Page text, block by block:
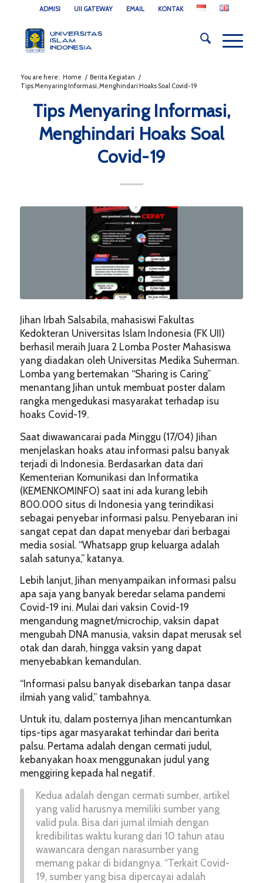
ADMISI UII GATEWAY EMAIL KONTAK
You are here: Home / Berita Kegiatan /
Tips Menyaring Informasi, Menghindari Hoaks Soal Covid-19
Tips Menyaring Informasi,
Menghindari Hoaks Soal
Covid-19
Jihan Irbah Salsabila, mahasiswi Fakultas
Kedokteran Universitas Islam Indonesia (FK UII)
berhasil meraih Juara 2 Lomba Poster Mahasiswa
yang diadakan oleh Universitas Medika Suherman.
Lomba yang bertemakan “Sharing is Caring”
menantang Jihan untuk membuat poster dalam
rangka mengedukasi masyarakat terhadap isu
hoaks Covid-19.
Saat diwawancarai pada Minggu (17/04) Jihan
menjelaskan hoaks atau informasi palsu banyak
terjadi di Indonesia. Berdasarkan data dari
Kementerian Komunikasi dan Informatika
(KEMENKOMINFO) saat ini ada kurang lebih
800.000 situs di Indonesia yang terindikasi
sebagai penyebar informasi palsu. Penyebaran ini
sangat cepat dan dapat menyebar dari berbagai
media sosial. “Whatsapp grup keluarga adalah
salah satunya,” katanya.
Lebih lanjut, Jihan menyampaikan informasi palsu
apa saja yang banyak beredar selama pandemi
Covid-19 ini. Mulai dari vaksin Covid-19
mengandung magnet/microchip, vaksin dapat
mengubah DNA manusia, vaksin dapat merusak sel
otak dan darah, hingga vaksin yang dapat
menyebabkan kemandulan.
“Informasi palsu banyak disebarkan tanpa dasar
ilmiah yang valid,” tambahnya.
Untuk itu, dalam posternya Jihan mencantumkan
tips-tips agar masyarakat terhindar dari berita
palsu. Pertama adalah dengan cermati judul,
kebanyakan hoax menggunakan judul yang
menggiring kepada hal negatif.
Kedua adalah dengan cermati sumber, artikel
yang valid harusnya memiliki sumber yang
valid pula. Bisa dari jurnal ilmiah dengan
kredibilitas waktu kurang dari 10 tahun atau
wawancara dengan narasumber yang
memang pakar di bidangnya. “Terkait Covid-
19, sumber yang bisa dipercayai adalah